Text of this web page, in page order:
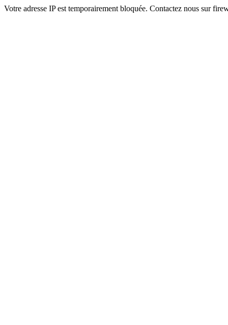
Votre adresse IP est temporairement bloquée. Contactez nous sur